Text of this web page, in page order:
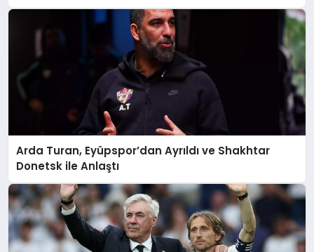
Arda Turan, Eyüpspor’dan Ayrıldı ve Shakhtar
Donetsk ile Anlaştı